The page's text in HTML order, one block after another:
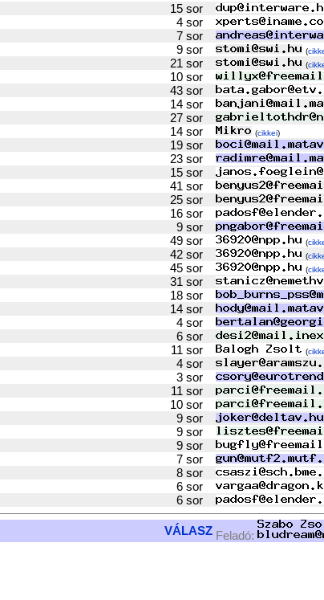
15 sor
4 sor
7 sor
9 sor (
21 sor (
10 sor
43 sor
14 sor
27 sor
14 sor (cikkei)
19 sor
23 sor
15 sor
41 sor
25 sor
16 sor
9 sor
49 sor (
42 sor (
45 sor (
31 sor
18 sor
14 sor
4 sor
6 sor
11 sor (
4 sor
3 sor
11 sor
10 sor
9 sor
9 sor
9 sor
7 sor
8 sor
6 sor
6 sor
VÁLASZ Feladó: